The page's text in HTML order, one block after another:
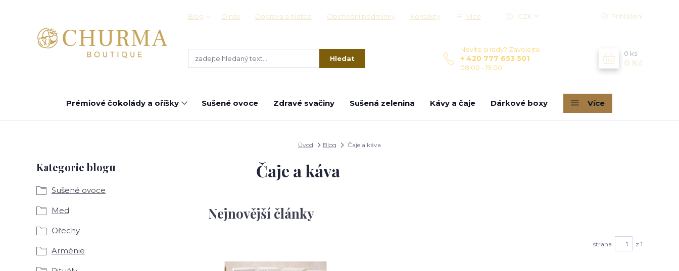
Blog O nás Doprava a platba Obchodní podmínky Kontakty Více CZK Přihlášení
Hledat
Nevíte si rady? Zavolejte.
+ 420 777 653 501
08:00 - 19:00
0 ks
0 Kč
Prémiové čokolády a oříšky Sušené ovoce Zdravé svačiny Sušená zelenina Kávy a čaje Dárkové boxy Více
Úvod Blog Čaje a káva
Kategorie blogu
Sušené ovoce
Med
Ořechy
Arménie
Čaje a káva
Nejnovější články
strana z 1